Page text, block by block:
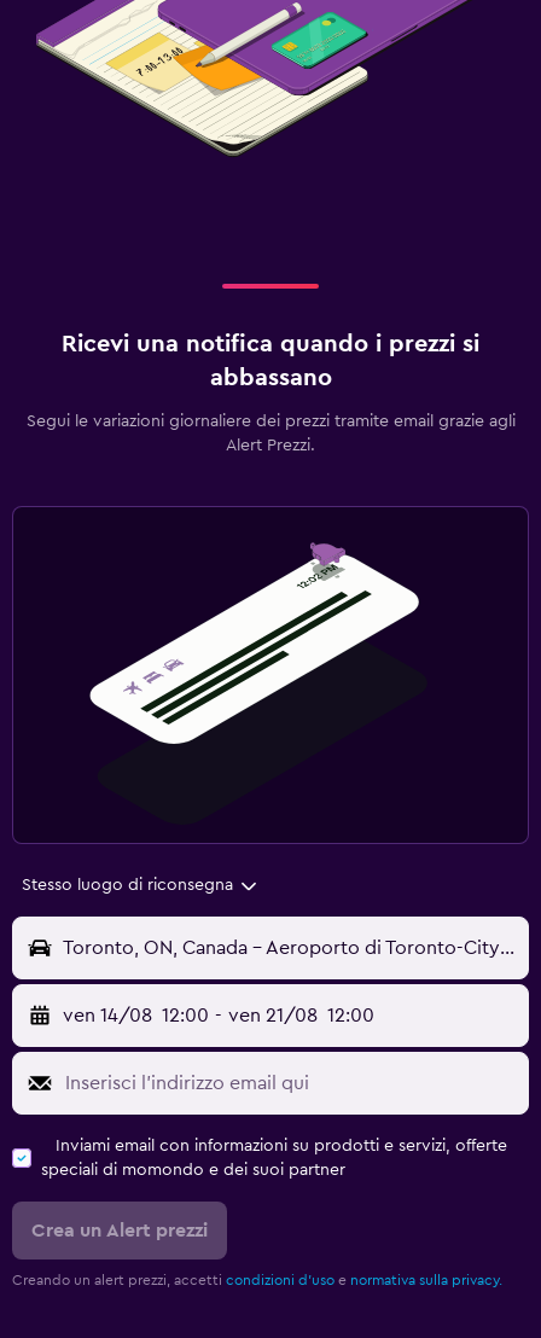
Ricevi una notifica quando i prezzi si
abbassano
Segui le variazioni giornaliere dei prezzi tramite email grazie agli
Alert Prezzi.
Stesso luogo di riconsegna
Toronto, ON, Canada - Aeroporto di Toronto-City Billy Bishop (YTZ)
ven 14/08 12:00 - ven 21/08 12:00
Inviami email con informazioni su prodotti e servizi, offerte
speciali di momondo e dei suoi partner
Crea un Alert prezzi
Creando un alert prezzi, accetti condizioni d'uso e normativa sulla privacy.